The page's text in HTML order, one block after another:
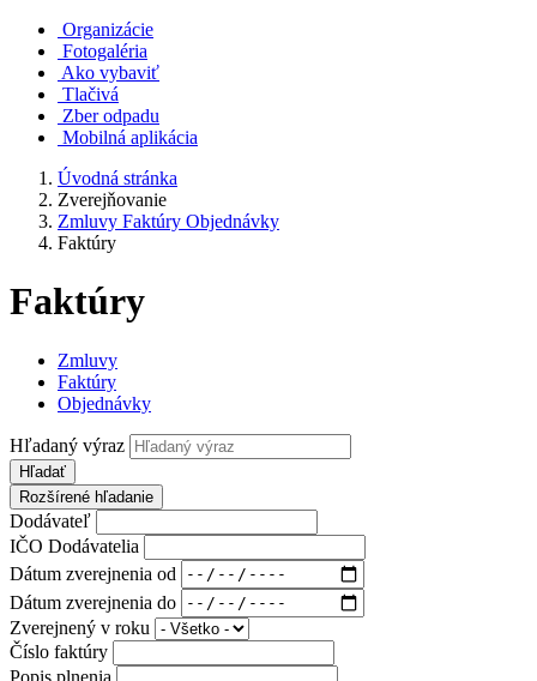
Organizácie
Fotogaléria
Ako vybaviť
Tlačivá
Zber odpadu
Mobilná aplikácia
Úvodná stránka
Zverejňovanie
Zmluvy Faktúry Objednávky
Faktúry
Faktúry
Zmluvy
Faktúry
Objednávky
Hľadaný výraz
Hľadať
Rozšírené hľadanie
Dodávateľ
IČO Dodávatelia
Dátum zverejnenia od
Dátum zverejnenia do
Zverejnený v roku
Číslo faktúry
Popis plnenia